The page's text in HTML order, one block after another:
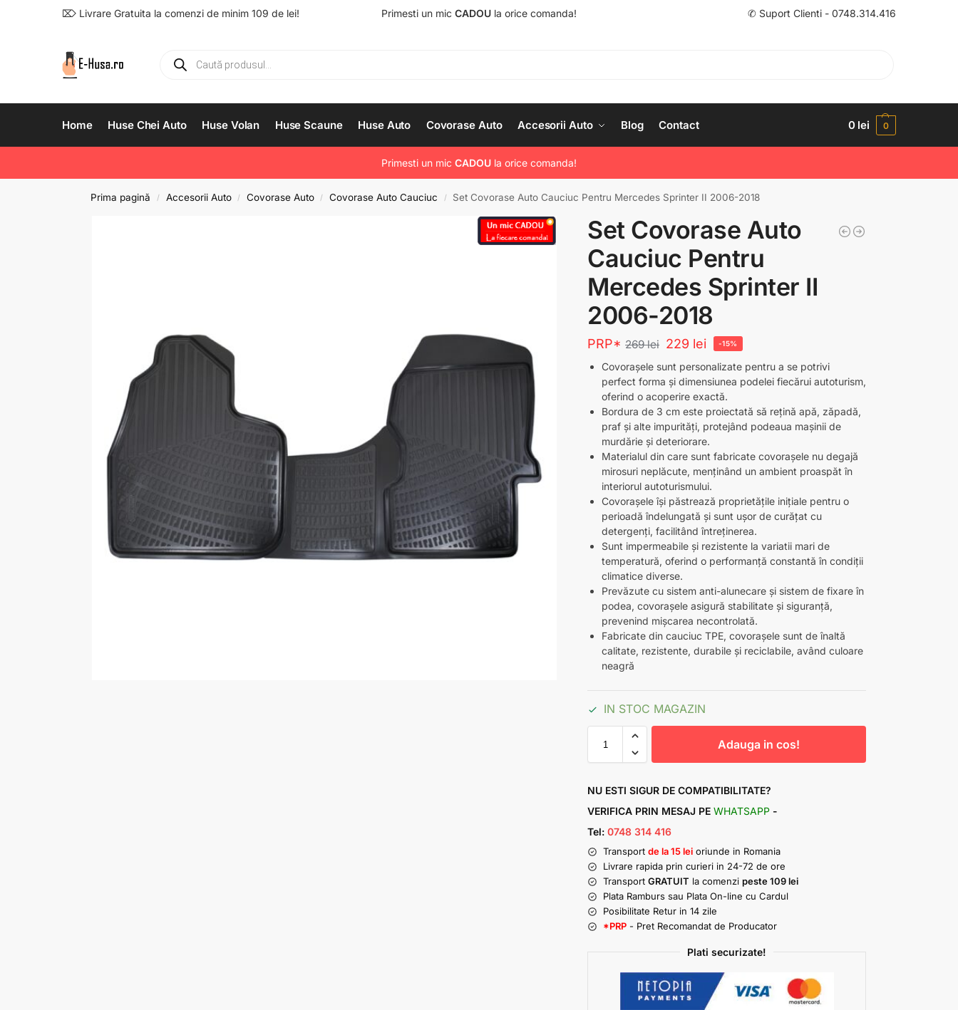
⌦ Livrare Gratuita la comenzi de minim 109 de lei! Primesti un mic CADOU la orice comanda! ✆ Suport Clienti - 0748.314.416
Home Huse Chei Auto Huse Volan Huse Scaune Huse Auto Covorase Auto Accesorii Auto Blog Contact 0 lei 0
Primesti un mic CADOU la orice comanda!
Prima pagină / Accesorii Auto / Covorase Auto / Covorase Auto Cauciuc / Set Covorase Auto Cauciuc Pentru Mercedes Sprinter II 2006-2018
Set Covorase Auto
Cauciuc Pentru
Mercedes Sprinter II
2006-2018
PRP*269lei 229 lei -15%
Covorașele sunt personalizate pentru a se potrivi
perfect forma și dimensiunea podelei fiecărui autoturism,
oferind o acoperire exactă.
Bordura de 3 cm este proiectată să rețină apă, zăpadă,
praf și alte impurități, protejând podeaua mașinii de
murdărie și deteriorare.
Materialul din care sunt fabricate covorașele nu degajă
mirosuri neplăcute, menținând un ambient proaspăt în
interiorul autoturismului.
Covorașele își păstrează proprietățile inițiale pentru o
perioadă îndelungată și sunt ușor de curățat cu
detergenți, facilitând întreținerea.
Sunt impermeabile și rezistente la variatii mari de
temperatură, oferind o performanță constantă în condiții
climatice diverse.
Prevăzute cu sistem anti-alunecare și sistem de fixare în
podea, covorașele asigură stabilitate și siguranță,
prevenind mișcarea necontrolată.
Fabricate din cauciuc TPE, covorașele sunt de înaltă
calitate, rezistente, durabile și reciclabile, având culoare
neagră
IN STOC MAGAZIN
Adauga in cos!
NU ESTI SIGUR DE COMPATIBILITATE?
VERIFICA PRIN MESAJ PEWHATSAPP -
Tel:0748 314 416
Transportde la 15 lei oriunde in Romania
Livrare rapida prin curieri in 24-72 de ore
TransportGRATUIT la comenzipeste 109 lei
Plata Ramburs sau Plata On-line cu Cardul
Posibilitate Retur in 14 zile
*PRP - Pret Recomandat de Producator
Plati securizate!